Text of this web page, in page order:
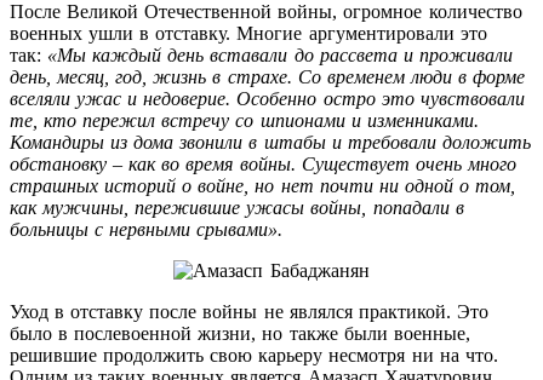
После Великой Отечественной войны, огромное количество
военных ушли в отставку. Многие аргументировали это
так: «Мы каждый день вставали до рассвета и проживали
день, месяц, год, жизнь в страхе. Со временем люди в форме
вселяли ужас и недоверие. Особенно остро это чувствовали
те, кто пережил встречу со шпионами и изменниками.
Командиры из дома звонили в штабы и требовали доложить
обстановку – как во время войны. Существует очень много
страшных историй о войне, но нет почти ни одной о том,
как мужчины, пережившие ужасы войны, попадали в
больницы с нервными срывами».
Уход в отставку после войны не являлся практикой. Это
было в послевоенной жизни, но также были военные,
решившие продолжить свою карьеру несмотря ни на что.